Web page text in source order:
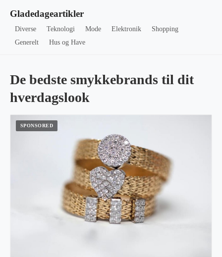
Gladedageartikler
Diverse Teknologi Mode Elektronik
Shopping
Generelt
Hus og Have
De bedste smykkebrands til dit
hverdagslook